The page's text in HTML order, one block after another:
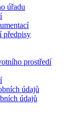
úřadu
předpisy
prostředí
údajů
údajů